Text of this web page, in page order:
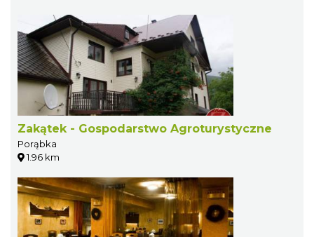
Zakątek - Gospodarstwo Agroturystyczne
Porąbka
1.96 km